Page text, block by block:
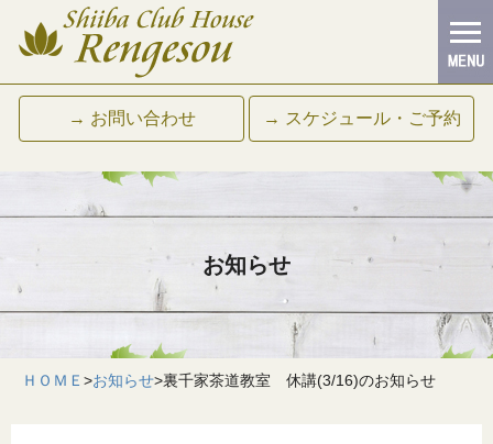
→ お問い合わせ → スケジュール・ご予約
お知らせ
ＨＯＭＥ >お知らせ>裏千家茶道教室 休講(3/16)のお知らせ